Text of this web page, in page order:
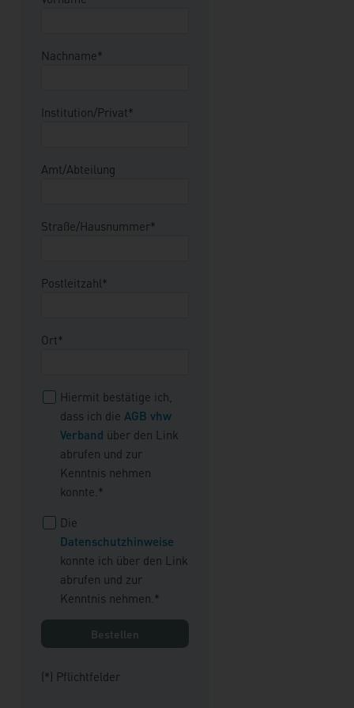
Nachname*
Institution/Privat*
Amt/Abteilung
Straße/Hausnummer*
Postleitzahl*
Ort*
Hiermit bestätige ich,
dass ich die AGB vhw
Verband über den Link
abrufen und zur
Kenntnis nehmen
konnte.*
Die
Datenschutzhinweise
konnte ich über den Link
abrufen und zur
Kenntnis nehmen.*
(*) Pflichtfelder